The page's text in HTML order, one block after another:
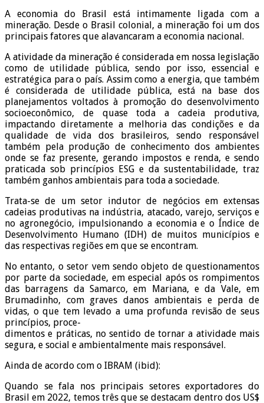
A economia do Brasil está intimamente ligada com a
mineração. Desde o Brasil colonial, a mineração foi um dos
principais fatores que alavancaram a economia nacional.
A atividade da mineração é considerada em nossa legislação
como de utilidade pública, sendo por isso, essencial e
estratégica para o país. Assim como a energia, que também
é considerada de utilidade pública, está na base dos
planejamentos voltados à promoção do desenvolvimento
socioeconômico, de quase toda a cadeia produtiva,
impactando diretamente a melhoria das condições e da
qualidade de vida dos brasileiros, sendo responsável
também pela produção de conhecimento dos ambientes
onde se faz presente, gerando impostos e renda, e sendo
praticada sob princípios ESG e da sustentabilidade, traz
também ganhos ambientais para toda a sociedade.
Trata-se de um setor indutor de negócios em extensas
cadeias produtivas na indústria, atacado, varejo, serviços e
no agronegócio, impulsionando a economia e o Índice de
Desenvolvimento Humano (IDH) de muitos municípios e
das respectivas regiões em que se encontram.
No entanto, o setor vem sendo objeto de questionamentos
por parte da sociedade, em especial após os rompimentos
das barragens da Samarco, em Mariana, e da Vale, em
Brumadinho, com graves danos ambientais e perda de
vidas, o que tem levado a uma profunda revisão de seus
princípios, proce-
dimentos e práticas, no sentido de tornar a atividade mais
segura, e social e ambientalmente mais responsável.
Ainda de acordo com o IBRAM (ibid):
Quando se fala nos principais setores exportadores do
Brasil em 2022, temos três que se destacam dentro dos US$